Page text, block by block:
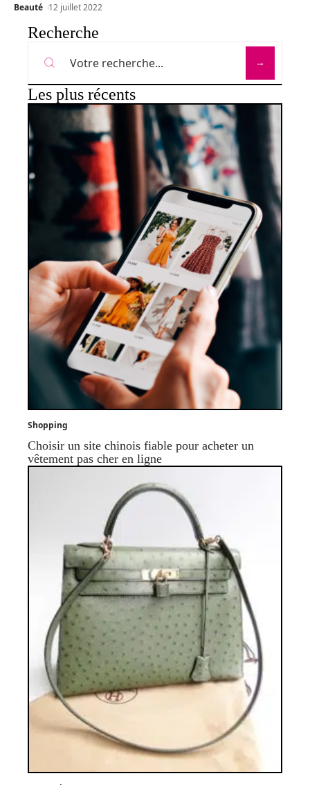
Beauté 12 juillet 2022
Recherche
Les plus récents
Shopping
Choisir un site chinois fiable pour acheter un
vêtement pas cher en ligne